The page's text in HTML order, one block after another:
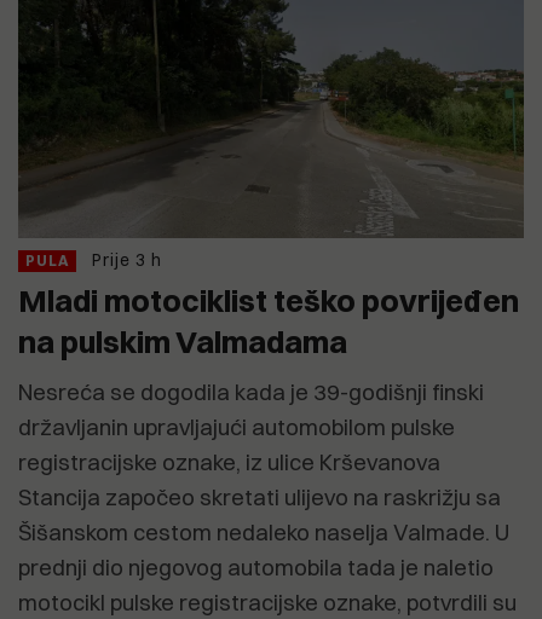
PULA Prije 3 h
Mladi motociklist teško povrijeđen
na pulskim Valmadama
Nesreća se dogodila kada je 39-godišnji finski
državljanin upravljajući automobilom pulske
registracijske oznake, iz ulice Krševanova
Stancija započeo skretati ulijevo na raskrižju sa
Šišanskom cestom nedaleko naselja Valmade. U
prednji dio njegovog automobila tada je naletio
motocikl pulske registracijske oznake, potvrdili su